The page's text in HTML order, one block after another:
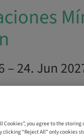
– 24. Jun
Cookies”, you agree to the
“Reject All” only cookies